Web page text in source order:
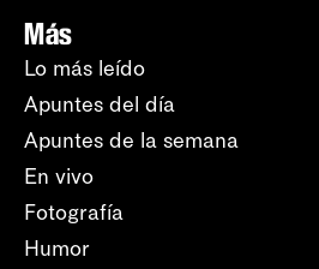
Más
Lo más leído
Apuntes del día
Apuntes de la semana
En vivo
Fotografía
Humor